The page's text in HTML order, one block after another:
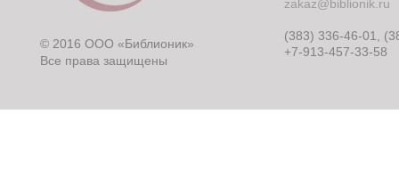
© 2016 ООО «Библионик»
Все права защищены
zakaz@biblionik.ru
(383) 336-46-01,
+7-913-457-33-58